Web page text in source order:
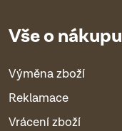
Vše o nákupu
Výměna zboží
Reklamace
Vrácení zboží